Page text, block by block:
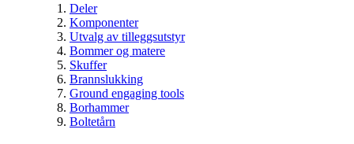
Deler
Komponenter
Utvalg av tilleggsutstyr
Bommer og matere
Skuffer
Brannslukking
Ground engaging tools
Borhammer
Boltetårn